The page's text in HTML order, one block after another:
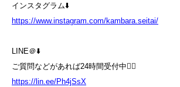
インスタグラム⬇️
https://www.instagram.com/kambara.seitai/
LINE＠⬇️
ご質問などがあれば24時間受付中💁‍♀️
https://lin.ee/Ph4jSsX